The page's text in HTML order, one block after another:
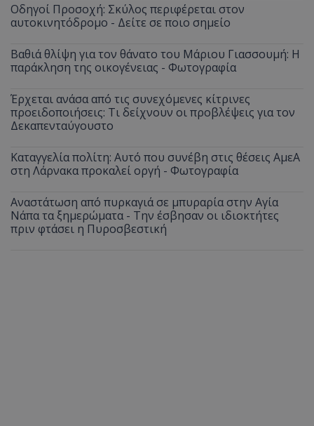
Οδηγοί Προσοχή: Σκύλος περιφέρεται στον
αυτοκινητόδρομο - Δείτε σε ποιο σημείο
Βαθιά θλίψη για τον θάνατο του Μάριου Γιασσουμή: Η
παράκληση της οικογένειας - Φωτογραφία
Έρχεται ανάσα από τις συνεχόμενες κίτρινες
προειδοποιήσεις: Τι δείχνουν οι προβλέψεις για τον
Δεκαπενταύγουστο
Καταγγελία πολίτη: Αυτό που συνέβη στις θέσεις ΑμεΑ
στη Λάρνακα προκαλεί οργή - Φωτογραφία
Αναστάτωση από πυρκαγιά σε μπυραρία στην Αγία
Νάπα τα ξημερώματα - Την έσβησαν οι ιδιοκτήτες
πριν φτάσει η Πυροσβεστική